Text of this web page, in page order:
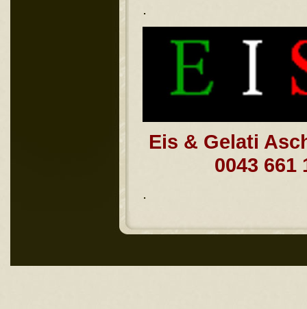
.
Eis & Gelati
0043 661
.